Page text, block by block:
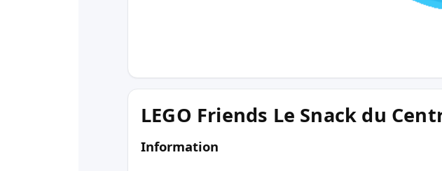
LEGO Friends Le Snack du
Information